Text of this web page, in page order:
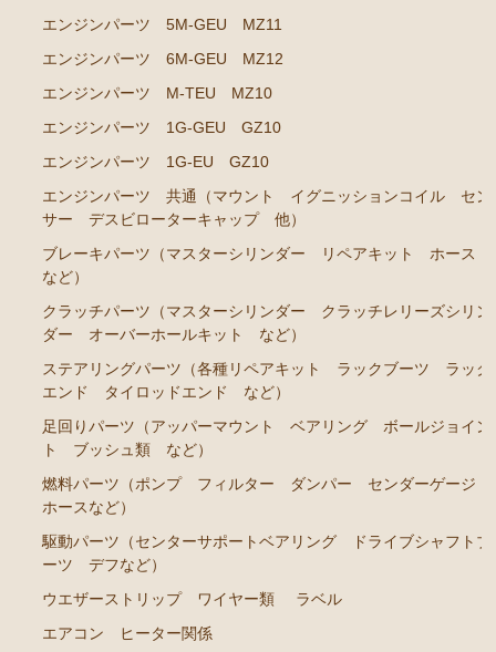
足回りパーツ（アッパーマウント ベアリング ボー
ルジョイント ブッシュ類 など）
ーゲージなど）
駆動パーツ（センターサポートベアリング ドライブ
シャフトブーツ など）
マークⅡ クレスタ チェイサー GX81 JZX81
エンジンパーツ 1G-GE
エンジンパーツ 1JZ-GTE
エンジンパーツ 1G-FE
ブレーキパーツ（マスターシリンダー リペアキッ
ト ホース など）
クラッチパーツ（マスターシリンダー クラッチレリ
ーズシリンダー オーバーホールキット など）
ステアリングパーツ（各種リペアキット ラックブー
エンジンパーツ 5M-GEU MZ11
エンジンパーツ 6M-GEU MZ12
エンジンパーツ M-TEU MZ10
エンジンパーツ 1G-GEU GZ10
エンジンパーツ 1G-EU GZ10
エンジンパーツ 共通（マウント イグニッションコイル セン
サー デスビローターキャップ 他）
ブレーキパーツ（マスターシリンダー リペアキット ホース
など）
クラッチパーツ（マスターシリンダー クラッチレリーズシリン
ダー オーバーホールキット など）
ステアリングパーツ（各種リペアキット ラックブーツ ラック
エンド タイロッドエンド など）
足回りパーツ（アッパーマウント ベアリング ボールジョイン
ト ブッシュ類 など）
燃料パーツ（ポンプ フィルター ダンパー センダーゲージ
ホースなど）
駆動パーツ（センターサポートベアリング ドライブシャフトブ
ーツ デフなど）
ウエザーストリップ ワイヤー類
ラベル
エアコン ヒーター関係